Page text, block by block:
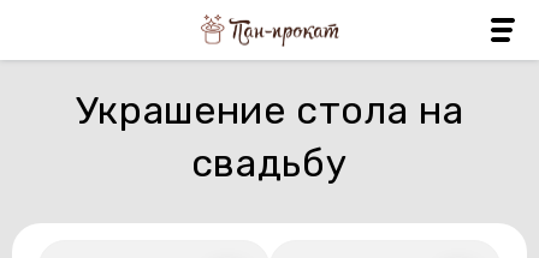
Украшение стола на
свадьбу